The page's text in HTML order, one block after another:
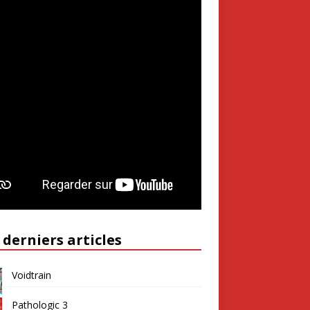
derniers articles
Voidtrain
Pathologic 3